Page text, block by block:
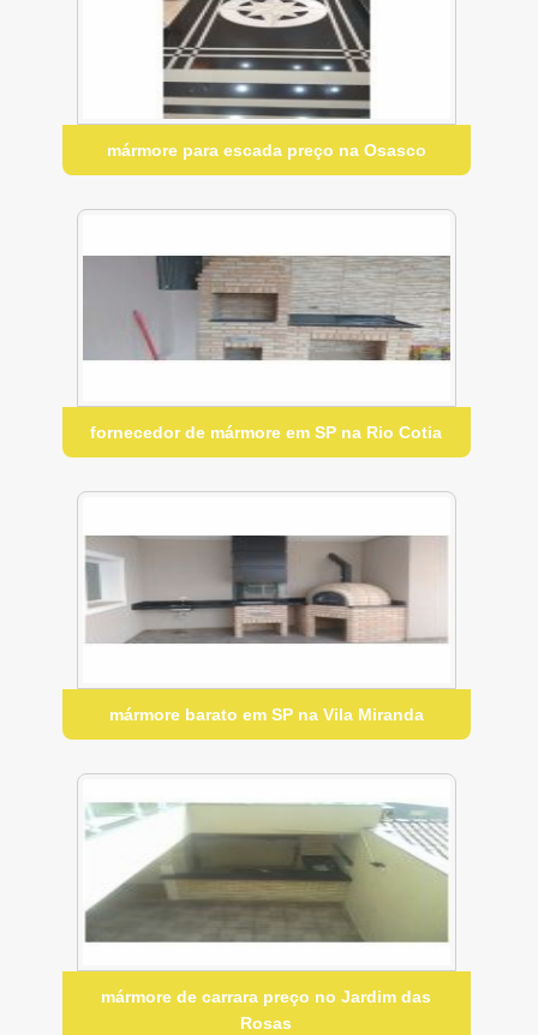
mármore para escada preço na Osasco
fornecedor de mármore em SP na Rio Cotia
mármore barato em SP na Vila Miranda
mármore de carrara preço no Jardim das
Rosas